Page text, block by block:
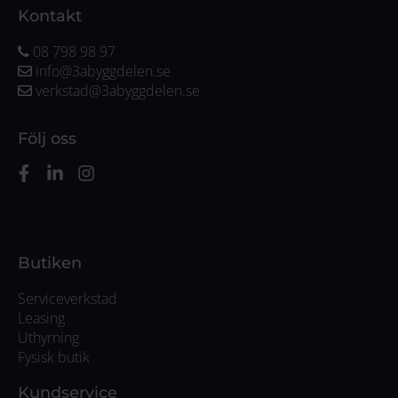
Kontakt
08 798 98 97
info@3abyggdelen.se
verkstad@3abyggdelen.se
Följ oss
Butiken
Serviceverkstad
Leasing
Uthyrning
Fysisk butik
Kundservice